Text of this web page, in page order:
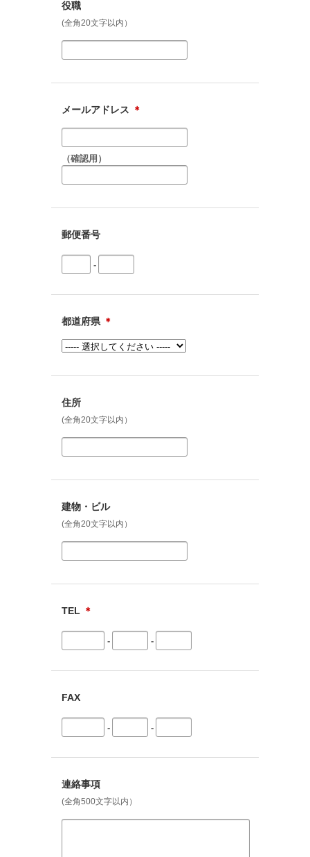
役職
(全角20文字以内）
メールアドレス ＊
（確認用）
郵便番号
-
都道府県 ＊
住所
(全角20文字以内）
建物・ビル
(全角20文字以内）
TEL ＊
- -
FAX
- -
連絡事項
(全角500文字以内）